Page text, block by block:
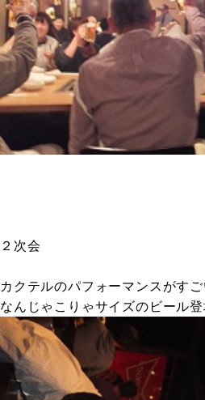
２次会
カクテルのパフォーマンスがすご
なんじゃこりゃサイズのビール登